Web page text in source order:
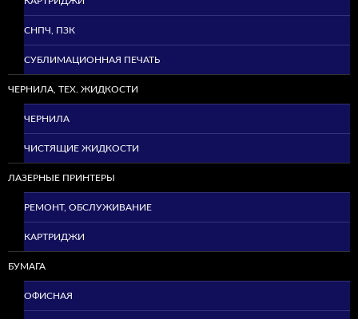
СНПЧ, ПЗК
СУБЛИМАЦИОННАЯ ПЕЧАТЬ
ЧЕРНИЛА, ТЕХ. ЖИДКОСТИ
ЧЕРНИЛА
ЧИСТЯЩИЕ ЖИДКОСТИ
ЛАЗЕРНЫЕ ПРИНТЕРЫ
РЕМОНТ, ОБСЛУЖИВАНИЕ
КАРТРИДЖИ
БУМАГА
ОФИСНАЯ